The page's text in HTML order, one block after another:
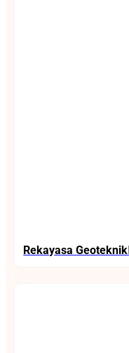
Rekayasa Geoteknik